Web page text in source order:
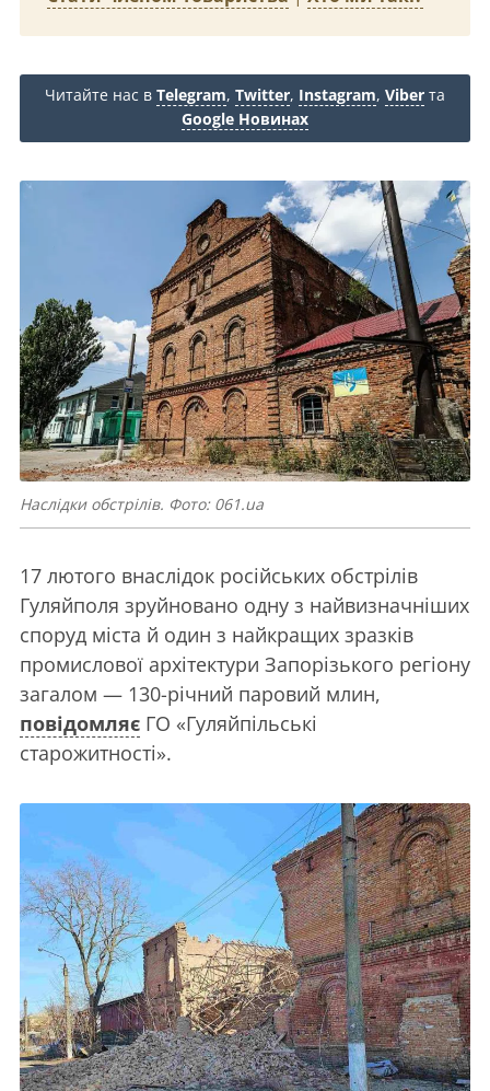
Читайте нас в Telegram, Twitter, Instagram, Viber та
Google Новинах
Наслідки обстрілів. Фото: 061.ua
17 лютого внаслідок російських обстрілів
Гуляйполя зруйновано одну з найвизначніших
споруд міста й один з найкращих зразків
промислової архітектури Запорізького регіону
загалом — 130-річний паровий млин,
повідомляє ГО «Гуляйпільські
старожитності».